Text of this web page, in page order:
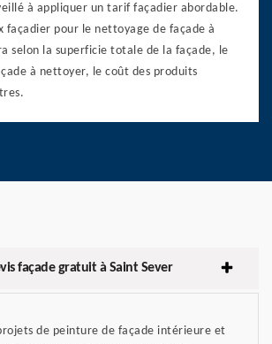
à appliquer un tarif façadier abordable.
façadier pour le nettoyage de façade à
selon la superficie totale de la façade, le
à nettoyer, le coût des produits
façade gratuit à Saint Sever
de peinture de façade intérieure et